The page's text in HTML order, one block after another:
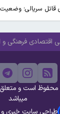
سریالی؛ وضعیت
اقتصادی فرهنگی و
است و متعلق
میباشد
طراحی سایت خبری و